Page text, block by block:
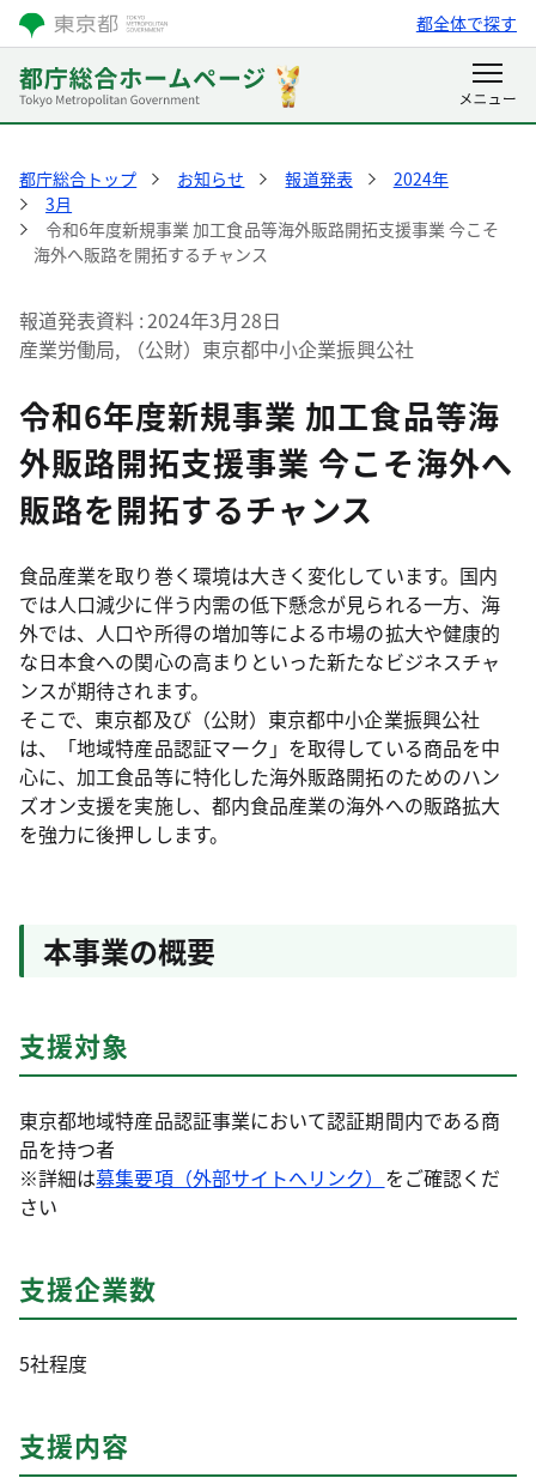
都全体で探す
都庁総合トップ お知らせ 報道発表
2024年
3月
令和6年度新規事業 加工食品等海外販路開拓支援事業 今こそ
海外へ販路を開拓するチャンス
報道発表資料 2024年3月28日
産業労働局, （公財）東京都中小企業振興公社
令和6年度新規事業 加工食品等海
外販路開拓支援事業 今こそ海外へ
販路を開拓するチャンス
食品産業を取り巻く環境は大きく変化しています。国内
では人口減少に伴う内需の低下懸念が見られる一方、海
外では、人口や所得の増加等による市場の拡大や健康的
な日本食への関心の高まりといった新たなビジネスチャ
ンスが期待されます。
そこで、東京都及び（公財）東京都中小企業振興公社
は、「地域特産品認証マーク」を取得している商品を中
心に、加工食品等に特化した海外販路開拓のためのハン
ズオン支援を実施し、都内食品産業の海外への販路拡大
を強力に後押しします。
本事業の概要
支援対象
東京都地域特産品認証事業において認証期間内である商
品を持つ者
※詳細は募集要項（外部サイトへリンク） をご確認くだ
さい
支援企業数
5社程度
支援内容